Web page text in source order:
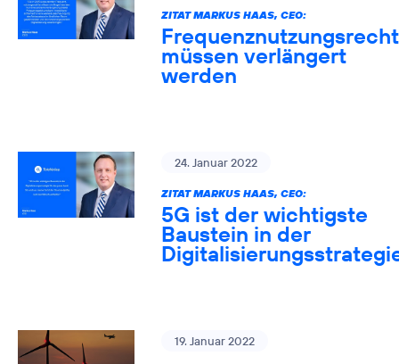
ZITAT MARKUS HAAS, CEO:
müssen verlängert
werden
24. Januar 2022
ZITAT MARKUS HAAS, CEO:
5G ist der wichtigste
Baustein in der
19. Januar 2022